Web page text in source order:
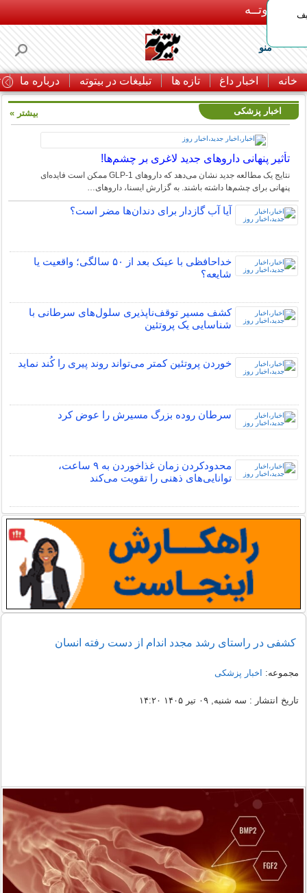
بـیتوتــه
منو
خانه اخبار داغ تازه ها تبلیغات در بیتوته درباره ما
اخبار پزشکی
تأثیر پنهانی داروهای جدید لاغری بر چشم‌ها!
نتایج یک مطالعه جدید نشان می‌دهد که داروهای GLP-1 ممکن است فایده‌ای
پنهانی برای چشم‌ها داشته باشند. به گزارش ایسنا، داروهای…
آیا آب گازدار برای دندان‌ها مضر است؟
خداحافظی با عینک بعد از ۵۰ سالگی؛ واقعیت یا
شایعه؟
کشف مسیر توقف‌ناپذیری سلول‌های سرطانی با
شناسایی یک پروتئین
خوردن پروتئین کمتر می‌تواند روند پیری را کُند نماید
سرطان روده بزرگ مسیرش را عوض کرد
محدودکردن زمان غذاخوردن به ۹ ساعت،
توانایی‌های ذهنی را تقویت می‌کند
بیشتر »
کشفی در راستای رشد مجدد اندام از دست رفته انسان
مجموعه: اخبار پزشکی
تاریخ انتشار : سه شنبه, ۰۹ تیر ۱۴۰۵ ۱۴:۲۰